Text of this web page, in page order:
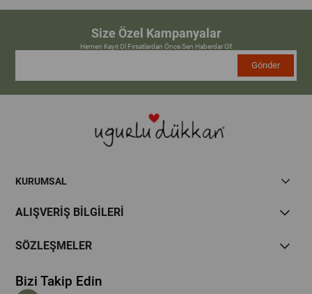
Size Özel Kampanyalar
Hemen Kayıt Ol Fırsatlardan Önce Sen Haberdar Ol!
Gönder
KURUMSAL
ALIŞVERİŞ BİLGİLERİ
SÖZLEŞMELER
Bizi Takip Edin